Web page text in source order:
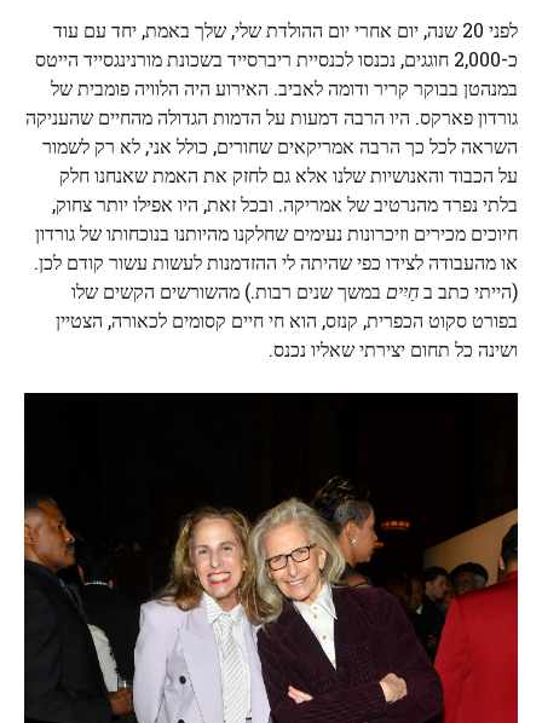
לפני 20 שנה, יום אחרי יום ההולדת שלי, שלך באמת, יחד עם עוד
כ-2,000 חוגגים, נכנסו לכנסיית ריברסייד בשכונת מורנינגסייד הייטס
במנהטן בבוקר קריר ודומה לאביב. האירוע היה הלוויה פומבית של
גורדון פארקס. היו הרבה דמעות על הדמות הגדולה מהחיים שהעניקה
השראה לכל כך הרבה אמריקאים שחורים, כולל אני, לא רק לשמור
על הכבוד והאנושיות שלנו אלא גם לחזק את האמת שאנחנו חלק
בלתי נפרד מהנרטיב של אמריקה. ובכל זאת, היו אפילו יותר צחוק,
חיוכים מכירים וזיכרונות נעימים שחלקנו מהיותנו בנוכחותו של גורדון
או מהעבודה לצידו כפי שהיתה לי ההזדמנות לעשות עשור קודם לכן.
(הייתי כתב בחַיִים במשך שנים רבות.) מהשורשים הקשים שלו
בפורט סקוט הכפרית, קנזס, הוא חי חיים קסומים לכאורה, הצטיין
ושינה כל תחום יצירתי שאליו נכנס.